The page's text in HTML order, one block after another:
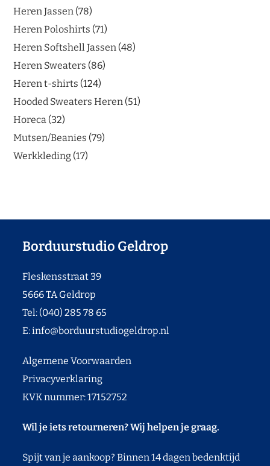
Heren Jassen 78
Heren Poloshirts 71
Heren Softshell Jassen 48
Heren Sweaters 86
Heren t-shirts 124
Hooded Sweaters Heren 51
Horeca 32
Mutsen/Beanies 79
Werkkleding 17
Borduurstudio Geldrop
Fleskensstraat 39
5666 TA Geldrop
Tel: (040) 285 78 65
E:info@borduurstudiogeldrop.nl
Algemene Voorwaarden
Privacyverklaring
KVK nummer: 17152752
Wil je iets retourneren? Wij helpen je graag.
Spijt van je aankoop? Binnen 14 dagen bedenktijd